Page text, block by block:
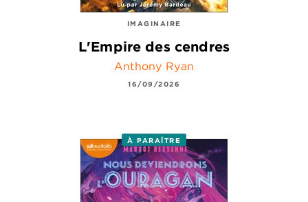
IMAGINAIRE
L'Empire des cendres
Anthony Ryan
16/09/2026
À PARAÎTRE